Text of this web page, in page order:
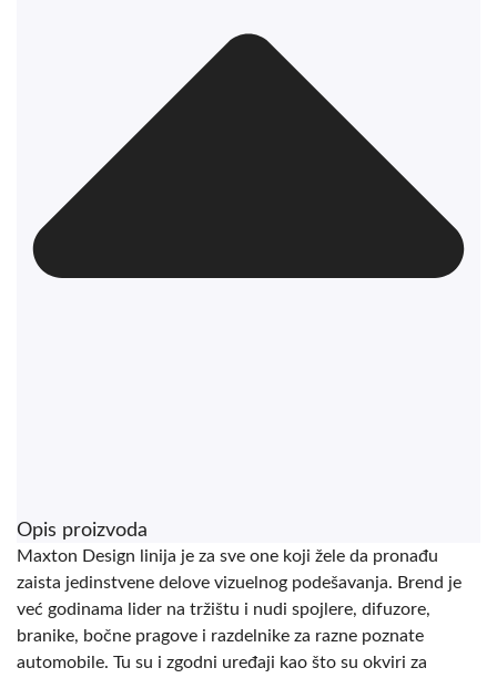
Opis proizvoda
Maxton Design linija je za sve one koji žele da pronađu
zaista jedinstvene delove vizuelnog podešavanja. Brend je
već godinama lider na tržištu i nudi spojlere, difuzore,
branike, bočne pragove i razdelnike za razne poznate
automobile. Tu su i zgodni uređaji kao što su okviri za